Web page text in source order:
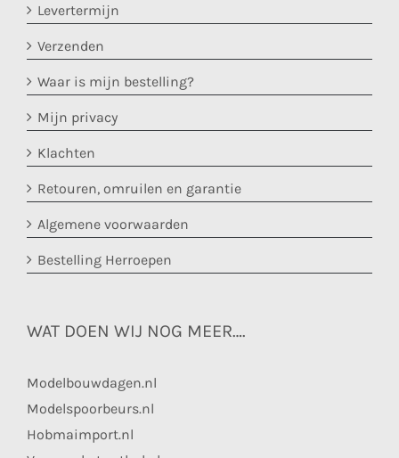
Levertermijn
Verzenden
Waar is mijn bestelling?
Mijn privacy
Klachten
Retouren, omruilen en garantie
Algemene voorwaarden
Bestelling Herroepen
WAT DOEN WIJ NOG MEER….
Modelbouwdagen.nl
Modelspoorbeurs.nl
Hobmaimport.nl